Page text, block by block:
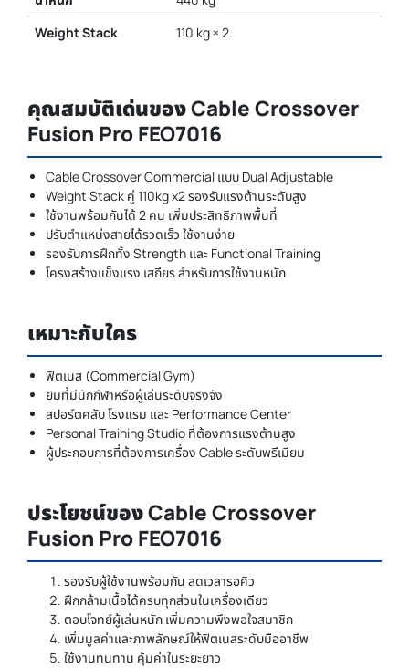
Weight Stack
110 kg × 2
คุณสมบัติเด่นของ Cable Crossover
Fusion Pro FEO7016
Cable Crossover Commercial แบบ Dual Adjustable
Weight Stack คู่ 110kg x2 รองรับแรงต้านระดับสูง
ใช้งานพร้อมกันได้ 2 คน เพิ่มประสิทธิภาพพื้นที่
ปรับตำแหน่งสายได้รวดเร็ว ใช้งานง่าย
รองรับการฝึกทั้ง Strength และ Functional Training
โครงสร้างแข็งแรง เสถียร สำหรับการใช้งานหนัก
เหมาะกับใคร
ฟิตเนส (Commercial Gym)
ยิมที่มีนักกีฬาหรือผู้เล่นระดับจริงจัง
สปอร์ตคลับ โรงแรม และ Performance Center
Personal Training Studio ที่ต้องการแรงต้านสูง
ผู้ประกอบการที่ต้องการเครื่อง Cable ระดับพรีเมียม
ประโยชน์ของ Cable Crossover
Fusion Pro FEO7016
รองรับผู้ใช้งานพร้อมกัน ลดเวลารอคิว
ฝึกกล้ามเนื้อได้ครบทุกส่วนในเครื่องเดียว
ตอบโจทย์ผู้เล่นหนัก เพิ่มความพึงพอใจสมาชิก
เพิ่มมูลค่าและภาพลักษณ์ให้ฟิตเนสระดับมืออาชีพ
ใช้งานทนทาน คุ้มค่าในระยะยาว